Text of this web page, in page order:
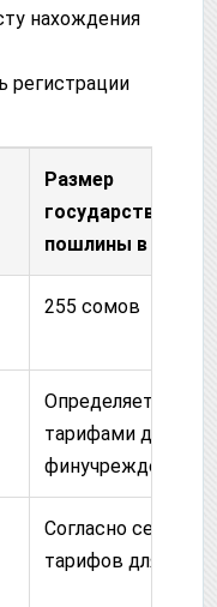
нахождения
регистрации
Размер
государственной
пошлины в КР
255 сомов
Определяется
тарифами для
финучреждений
Согласно сетке
тарифов для НКО